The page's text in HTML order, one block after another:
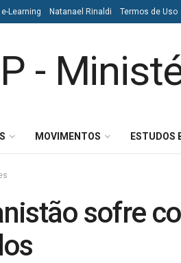
e-Learning Natanael Rinaldi Termos de Uso
MOVIMENTOS ESTUDOS
sofre